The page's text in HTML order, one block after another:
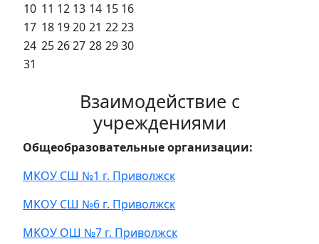
10 11 12 13 14 15 16
17 18 1920 21 2223
24 252627 28 2930
31
Взаимодействие с
учреждениями
Общеобразовательные организации:
МКОУ СШ №1 г. Приволжск
МКОУ СШ №6 г. Приволжск
МКОУ ОШ №7 г. Приволжск